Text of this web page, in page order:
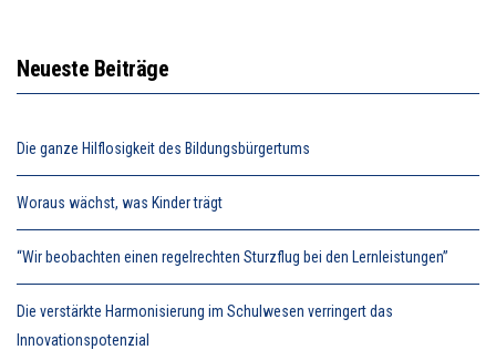
Neueste Beiträge
Die ganze Hilflosigkeit des Bildungsbürgertums
Woraus wächst, was Kinder trägt
“Wir beobachten einen regelrechten Sturzflug bei den Lernleistungen”
Die verstärkte Harmonisierung im Schulwesen verringert das
Innovationspotenzial